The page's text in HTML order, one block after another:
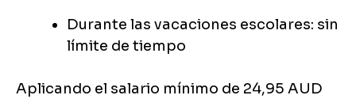
Durante las vacaciones escolares: sin
límite de tiempo
Aplicando el salario mínimo de 24,95 AUD